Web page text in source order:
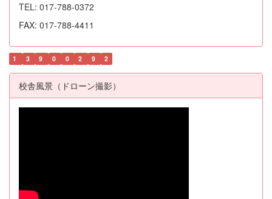
TEL: 017-788-0372
FAX: 017-788-4411
1 3 9 0 0 2 9 2
校舎風景（ドローン撮影）